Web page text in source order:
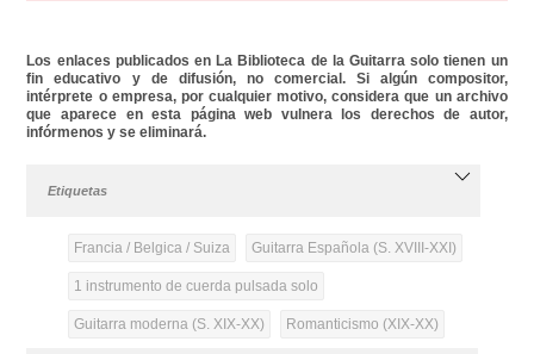
Los enlaces publicados en La Biblioteca de la Guitarra solo tienen un
fin educativo y de difusión, no comercial. Si algún compositor,
intérprete o empresa, por cualquier motivo, considera que un archivo
que aparece en esta página web vulnera los derechos de autor,
infórmenos y se eliminará.
Etiquetas
Francia / Belgica / Suiza Guitarra Española (S. XVIII-XXI)
1 instrumento de cuerda pulsada solo
Guitarra moderna (S. XIX-XX) Romanticismo (XIX-XX)